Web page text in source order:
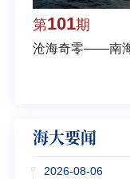
第101期
沧海奇零——南
海大要闻
2026-08-06